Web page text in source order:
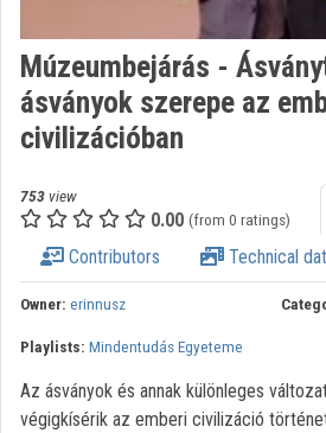
Categories
Organization playlists
Contributors
Múzeumbejárás -
ásványok szerepe az
civilizációban
753 view
0.00 (from 0 ratings)
Contributors Technical
Owner: erinnusz
Playlists: Mindentudás Egyeteme
Az ásványok és annak különleges
végigkísérik az emberi civilizáció